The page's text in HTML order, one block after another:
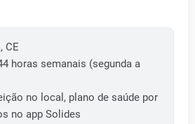
CE
horas semanais (segunda a
no local, plano de saúde por
no app Solides